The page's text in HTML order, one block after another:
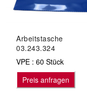
Arbeitstasche
03.243.324
VPE : 60 Stück
Preis anfragen